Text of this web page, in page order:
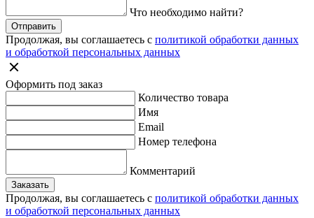
Что необходимо найти?
Отправить
Продолжая, вы соглашаетесь с политикой обработки данных
и обработкой персональных данных
Оформить под заказ
Количество товара
Имя
Email
Номер телефона
Комментарий
Заказать
Продолжая, вы соглашаетесь с политикой обработки данных
и обработкой персональных данных